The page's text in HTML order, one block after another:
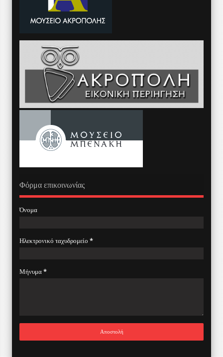
Φόρμα επικοινωνίας
Όνομα
Ηλεκτρονικό ταχυδρομείο *
Μήνυμα*